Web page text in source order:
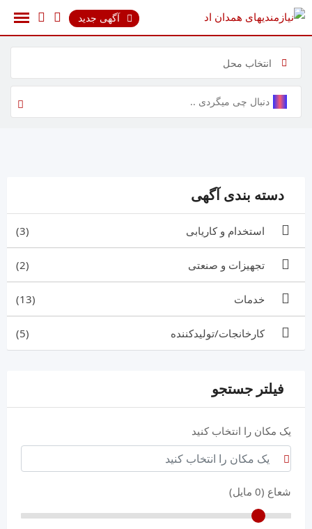
پرش
محتوا
آگهی جدید
انتخاب محل
دسته بندی آگهی
استخدام و کاریابی (3)
تجهیزات و صنعتی (2)
خدمات (13)
کارخانجات/تولیدکننده (5)
فیلتر جستجو
یک مکان را انتخاب کنید
شعاع (0 مایل)